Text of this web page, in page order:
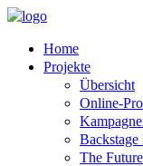
Home
Projekte
Übersicht
Online-
Backstage
The